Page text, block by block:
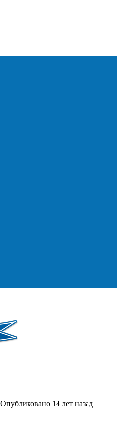
Опубликовано 14 лет назад